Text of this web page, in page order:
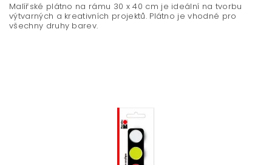
Malířské plátno na rámu 30 x 40 cm je ideální na tvorbu
výtvarných a kreativních projektů. Plátno je vhodné pro
všechny druhy barev.